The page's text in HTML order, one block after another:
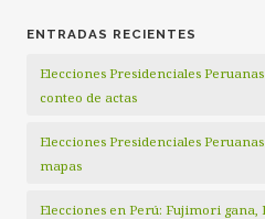
ENTRADAS RECIENTES
Elecciones Presidenciales
conteo de actas
Elecciones Presidenciales
mapas
Elecciones en Perú: Fujimori gana,